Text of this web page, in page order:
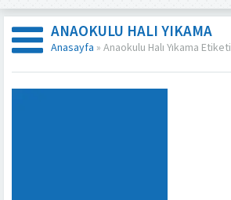
ANAOKULU HALI YIKAMA
Anasayfa » Anaokulu Halı Yıkama Etiketi